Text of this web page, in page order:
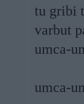
tu gribi
varbut
umca-
umca-